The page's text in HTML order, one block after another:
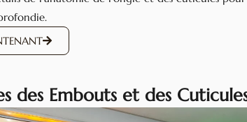
des Embouts et des